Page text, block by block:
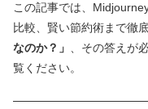
この記事では、
比較、賢い節約術まで徹
なのか？」
、その答えが
覧ください。